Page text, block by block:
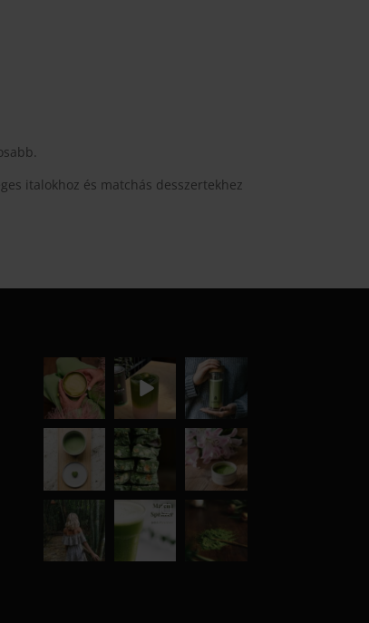
italokhoz és matchás desszertekhez
moyamatcha.
hu
moyamatcha.
hu
moyamatcha.
Dec 19
moyamatcha.
hu
Máj 1
moyamatcha.
hu
ápr 28
moyamatcha.
hu
ápr 18
moyamatcha.
hu
Márc 8
moyamatcha.
moyamatcha.
hu